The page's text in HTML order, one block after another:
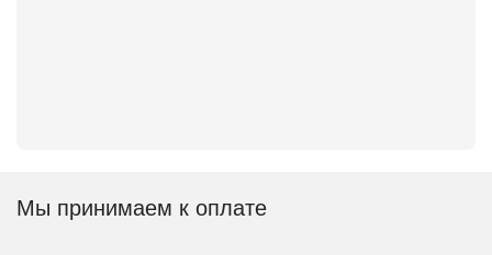
Мы принимаем к оплате